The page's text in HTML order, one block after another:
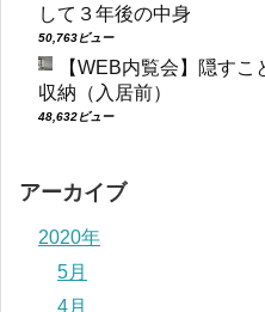
して３年後の中身
50,763ビュー
【WEB内覧会】隠す
収納（入居前）
48,632ビュー
アーカイブ
2020年
5月
4月